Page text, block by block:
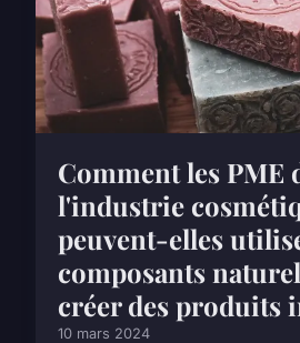
Comment les PME
l'industrie
peuvent-elles
composants
créer des produits
10 mars 2024